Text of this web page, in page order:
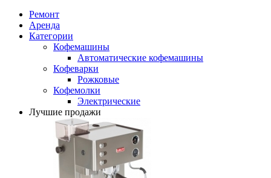
Ремонт
Аренда
Категории
Кофемашины
Автоматические кофемашины
Кофеварки
Рожковые
Кофемолки
Электрические
Лучшие продажи